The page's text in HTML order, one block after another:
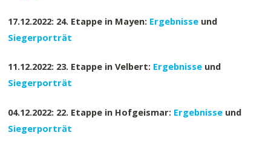
17.12.2022: 24. Etappe in Mayen: Ergebnisse und
Siegerporträt
11.12.2022: 23. Etappe in Velbert: Ergebnisse und
Siegerporträt
04.12.2022: 22. Etappe in Hofgeismar: Ergebnisse und
Siegerporträt